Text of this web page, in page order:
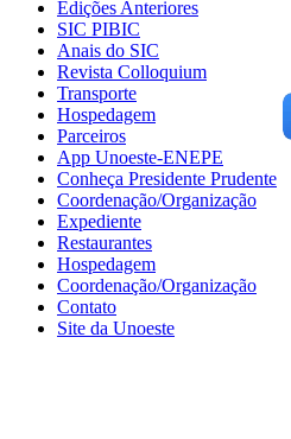
Edições Anteriores
SIC PIBIC
Anais do SIC
Revista Colloquium
Transporte
Hospedagem
Parceiros
App Unoeste-ENEPE
Conheça Presidente Prudente
Coordenação/Organização
Expediente
Restaurantes
Hospedagem
Coordenação/Organização
Contato
Site da Unoeste